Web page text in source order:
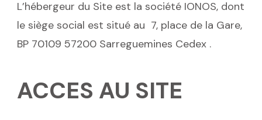
L’hébergeur du Site est la société IONOS, dont
le siège social est situé au 7, place de la Gare,
BP 70109 57200 Sarreguemines Cedex .
ACCES AU SITE